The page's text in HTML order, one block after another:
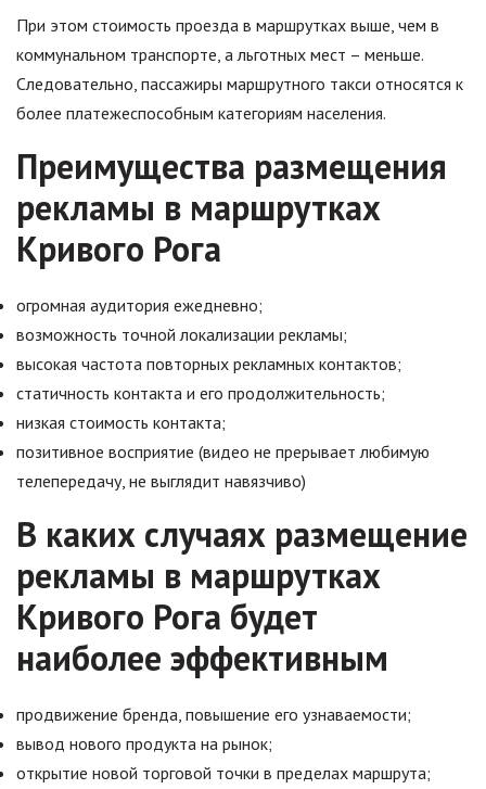
При этом стоимость проезда в маршрутках выше, чем в
коммунальном транспорте, а льготных мест – меньше.
Следовательно, пассажиры маршрутного такси относятся к
более платежеспособным категориям населения.
Преимущества размещения
рекламы в маршрутках
Кривого Рога
огромная аудитория ежедневно;
возможность точной локализации рекламы;
высокая частота повторных рекламных контактов;
статичность контакта и его продолжительность;
низкая стоимость контакта;
позитивное восприятие (видео не прерывает любимую
телепередачу, не выглядит навязчиво)
В каких случаях размещение
рекламы в маршрутках
Кривого Рога будет
наиболее эффективным
продвижение бренда, повышение его узнаваемости;
вывод нового продукта на рынок;
открытие новой торговой точки в пределах маршрута;